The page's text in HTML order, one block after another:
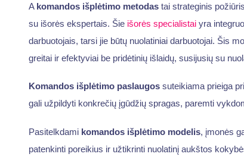
A komandos išplėtimo metodastai strateginis
su išorės ekspertais. Šie išorės specialistaiyra
darbuotojais, tarsi jie būtų nuolatiniai darbuotojai. Šis
greitai ir efektyviai be pridėtinių išlaidų, susijusių su
Komandos išplėtimo paslaugossuteikiama prieiga
gali užpildyti konkrečių įgūdžių spragas, paremti
Pasitelkdami komandos išplėtimo modelis, įmonės
patenkinti poreikius ir užtikrinti nuolatinį aukštos